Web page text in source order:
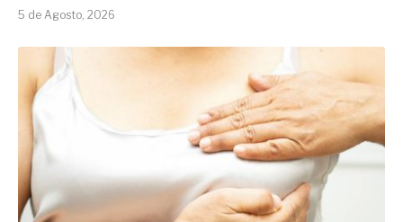
5 de Agosto, 2026